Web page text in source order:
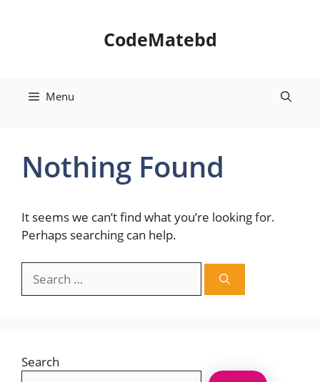
CodeMatebd
Menu
Nothing Found
It seems we can’t find what you’re looking for.
Perhaps searching can help.
for:
Search